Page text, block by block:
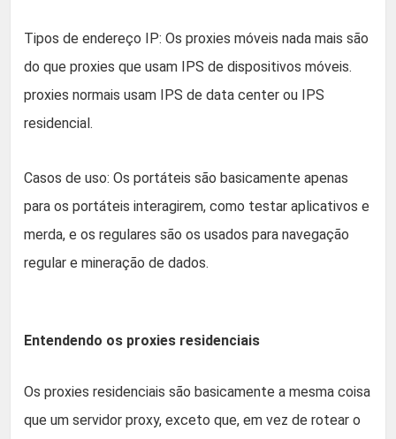
Tipos de endereço IP: Os proxies móveis nada mais são
do que proxies que usam IPS de dispositivos móveis.
proxies normais usam IPS de data center ou IPS
residencial.
Casos de uso: Os portáteis são basicamente apenas
para os portáteis interagirem, como testar aplicativos e
merda, e os regulares são os usados para navegação
regular e mineração de dados.
Entendendo os proxies residenciais
Os proxies residenciais são basicamente a mesma coisa
que um servidor proxy, exceto que, em vez de rotear o